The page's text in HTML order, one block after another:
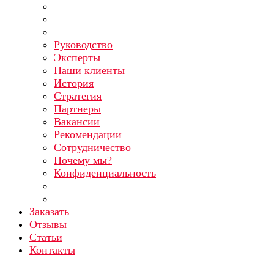
Руководство
Эксперты
Наши клиенты
История
Стратегия
Партнеры
Вакансии
Рекомендации
Сотрудничество
Почему мы?
Конфиденциальность
Заказать
Отзывы
Статьи
Контакты